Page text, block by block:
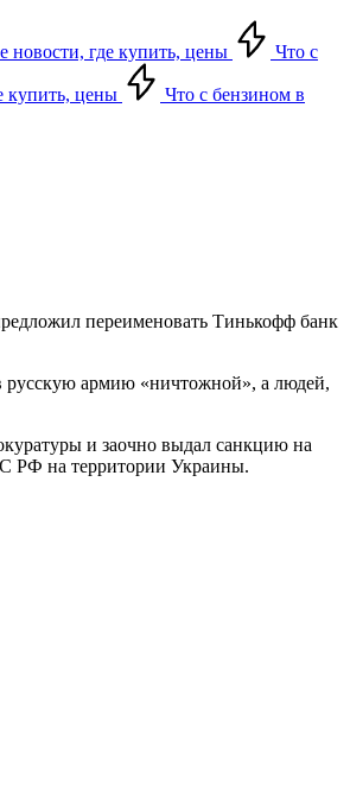
новости, где купить, цены Что с
купить, цены
Что с бензином в
переименовать Тинькофф банк
русскую армию «ничтожной», а людей,
и заочно выдал санкцию на
РФ на территории Украины.